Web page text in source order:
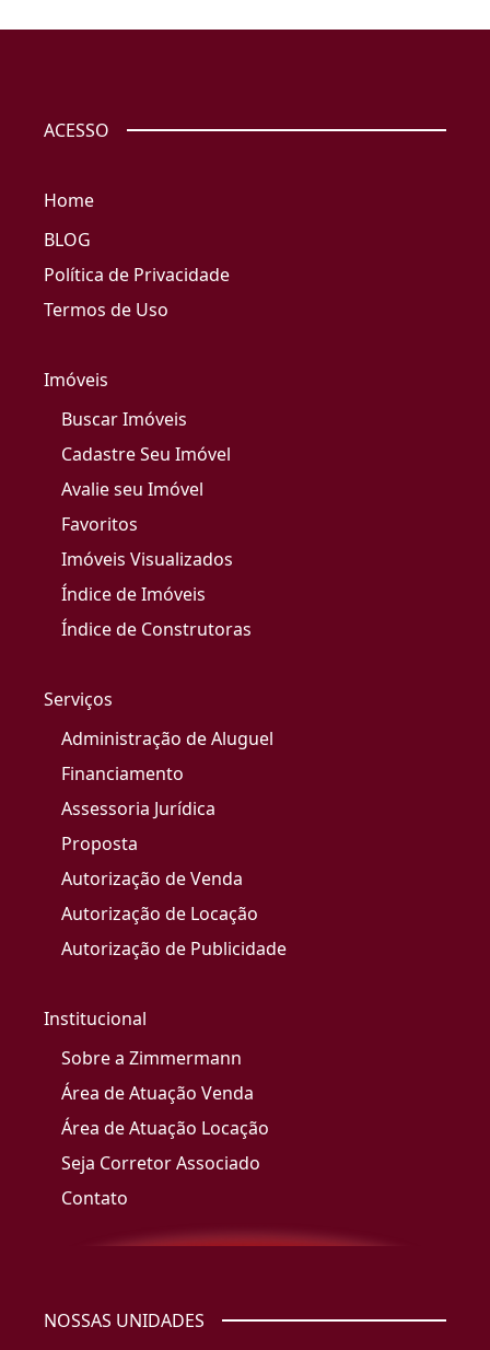
ACESSO
Home
BLOG
Política de Privacidade
Termos de Uso
Imóveis
Buscar Imóveis
Cadastre Seu Imóvel
Avalie seu Imóvel
Favoritos
Imóveis Visualizados
Índice de Imóveis
Índice de Construtoras
Serviços
Administração de Aluguel
Financiamento
Assessoria Jurídica
Proposta
Autorização de Venda
Autorização de Locação
Autorização de Publicidade
Institucional
Sobre a Zimmermann
Área de Atuação Venda
Área de Atuação Locação
Seja Corretor Associado
Contato
NOSSAS UNIDADES